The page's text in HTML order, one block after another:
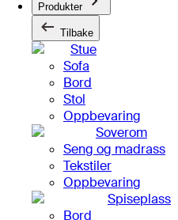
Produkter
Tilbake
Stue
Sofa
Bord
Stol
Oppbevaring
Soverom
Seng og madrass
Tekstiler
Oppbevaring
Spiseplass
Bord